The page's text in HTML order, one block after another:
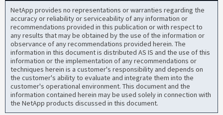
NetApp provides no representations or warranties regarding the
accuracy or reliability or serviceability of any information or
recommendations provided in this publication or with respect to
any results that may be obtained by the use of the information or
observance of any recommendations provided herein. The
information in this document is distributed AS IS and the use of this
information or the implementation of any recommendations or
techniques herein is a customer's responsibility and depends on
the customer's ability to evaluate and integrate them into the
customer's operational environment. This document and the
information contained herein may be used solely in connection with
the NetApp products discussed in this document.